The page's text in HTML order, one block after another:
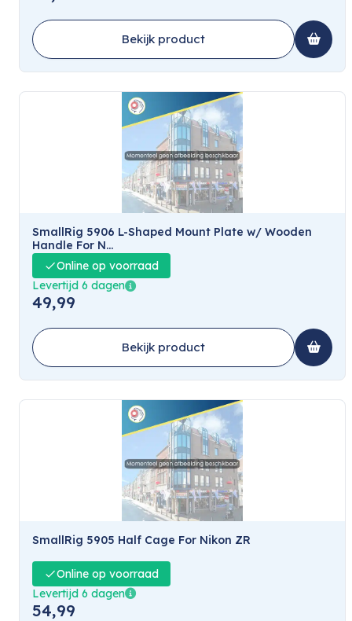
Bekijk product
SmallRig 5906 L-Shaped Mount Plate w/ Wooden
Handle For N...
Online op voorraad
Levertijd 6 dagen
49,99
Bekijk product
SmallRig 5905 Half Cage For Nikon ZR
Online op voorraad
Levertijd 6 dagen
54,99